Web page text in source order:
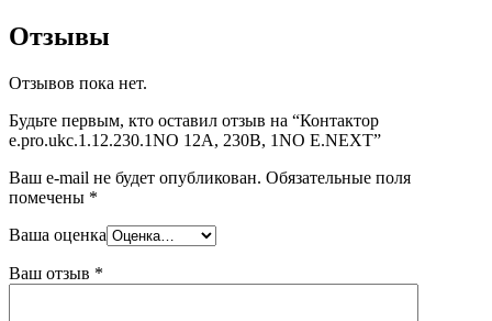
Отзывы
Отзывов пока нет.
Будьте первым, кто оставил отзыв на “Контактор
e.pro.ukc.1.12.230.1NO 12А, 230В, 1NO E.NEXT”
Ваш e-mail не будет опубликован. Обязательные поля
помечены *
Ваша оценка
Ваш отзыв *